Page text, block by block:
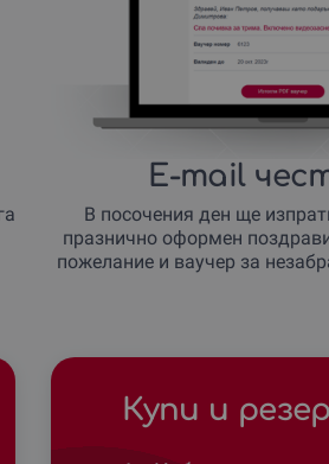
E-mail
В посочения ден ще
празнично оформен
пожелание и ваучер за
Купи и